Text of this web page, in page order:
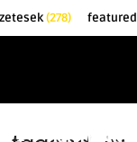
(278) featured